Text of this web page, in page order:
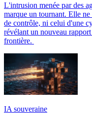
L'intrusion menée par des
marque un tournant. Elle
de contrôle, ni celui d'une
révélant un nouveau
frontière.
IA souveraine